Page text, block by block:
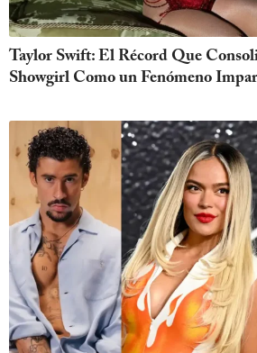
Taylor Swift: El Récord Que
Showgirl Como un Fenómeno